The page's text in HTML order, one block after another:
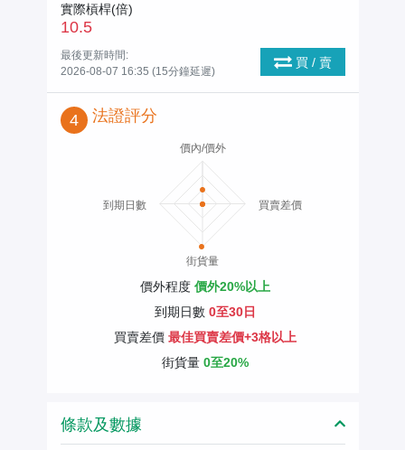
實際槓桿(倍)
10.5
最後更新時間:
2026-08-07 16:35 (15分鐘延遲)
買 / 賣
4 法證評分
價內/價外
買賣差價
街貨量
到期日數
價外程度 價外20%以上
到期日數 0至30日
買賣差價 最佳買賣差價+3格以上
街貨量 0至20%
條款及數據